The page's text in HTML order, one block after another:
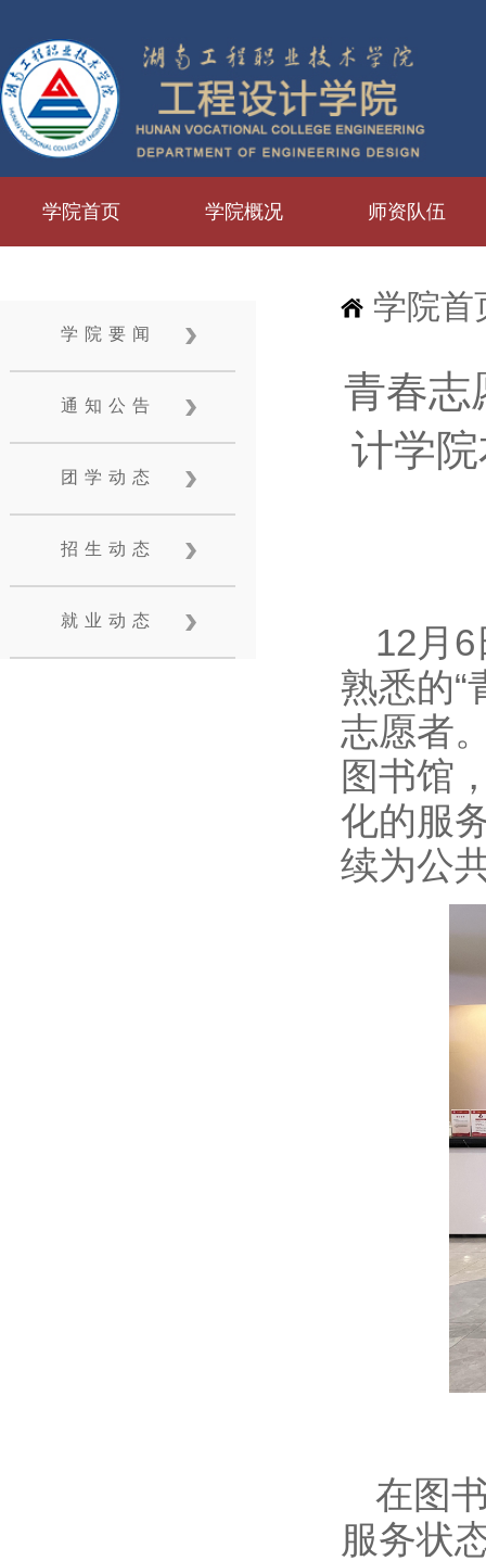
学院首页 学院概况 师资队伍
学院要闻
通知公告
团学动态
招生动态
就业动态
学院首
青春
计学
12月
熟悉的
志愿者
图书馆
化的服
续为公
在图
服务状